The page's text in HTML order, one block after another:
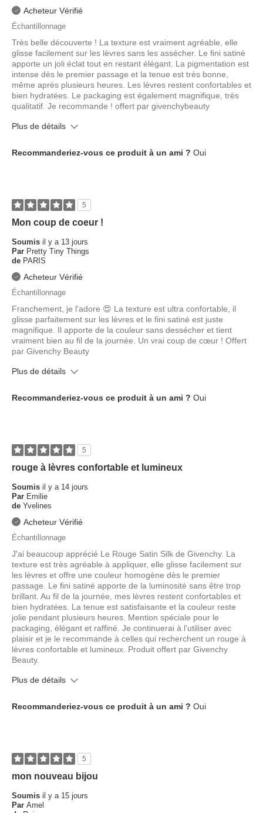
Acheteur Vérifié
Échantillonnage
Très belle découverte ! La texture est vraiment agréable, elle
glisse facilement sur les lèvres sans les assécher. Le fini satiné
apporte un joli éclat tout en restant élégant. La pigmentation est
intense dès le premier passage et la tenue est très bonne,
même après plusieurs heures. Les lèvres restent confortables et
bien hydratées. Le packaging est également magnifique, très
qualitatif. Je recommande ! offert par givenchybeauty
Plus de détails
Recommanderiez-vous ce produit à un ami ? Oui
5
Mon coup de coeur !
Soumis il y a 13 jours
Par Pretty Tiny Things
de PARIS
Acheteur Vérifié
Échantillonnage
Franchement, je l'adore 😍 La texture est ultra confortable, il
glisse parfaitement sur les lèvres et le fini satiné est juste
magnifique. Il apporte de la couleur sans dessécher et tient
vraiment bien au fil de la journée. Un vrai coup de cœur ! Offert
par Givenchy Beauty
Plus de détails
Recommanderiez-vous ce produit à un ami ? Oui
5
rouge à lèvres confortable et lumineux
Soumis il y a 14 jours
Par Emilie
de Yvelines
Acheteur Vérifié
Échantillonnage
J'ai beaucoup apprécié Le Rouge Satin Silk de Givenchy. La
texture est très agréable à appliquer, elle glisse facilement sur
les lèvres et offre une couleur homogène dès le premier
passage. Le fini satiné apporte de la luminosité sans être trop
brillant. Au fil de la journée, mes lèvres restent confortables et
bien hydratées. La tenue est satisfaisante et la couleur reste
jolie pendant plusieurs heures. Mention spéciale pour le
packaging, élégant et raffiné. Je continuerai à l'utiliser avec
plaisir et je le recommande à celles qui recherchent un rouge à
lèvres confortable et lumineux. Produit offert par Givenchy
Beauty.
Plus de détails
Recommanderiez-vous ce produit à un ami ? Oui
5
mon nouveau bijou
Soumis il y a 15 jours
Par Amel